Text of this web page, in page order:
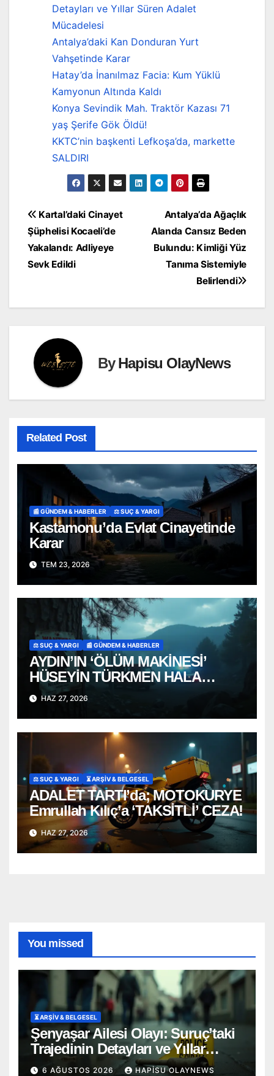
Detayları ve Yıllar Süren Adalet
Mücadelesi
Antalya’daki Kan Donduran Yurt
Vahşetinde Karar
Hatay’da İnanılmaz Facia: Kum Yüklü
Kamyonun Altında Kaldı
Konya Sevindik Mah. Traktör Kazası 71
yaş Şerife Gök Öldü!
KKTC’nin başkenti Lefkoşa’da, markette
SALDIRI
Yazı
gezinmesi
Antalya’da Ağaçlık
Alanda Cansız Beden
Bulundu: Kimliği Yüz
Tanıma Sistemiyle
Belirlendi
Kartal’daki Cinayet
Şüphelisi Kocaeli’de
Yakalandı: Adliyeye
Sevk Edildi
ByHapisu OlayNews
Related Post
📰 GÜNDEM & HABERLER ⚖️ SUÇ & YARGI
Kastamonu’da Evlat Cinayetinde
Karar
TEM 23, 2026
⚖️ SUÇ & YARGI 📰 GÜNDEM & HABERLER
AYDIN’IN ‘ÖLÜM MAKİNESİ’
HÜSEYİN TÜRKMEN HALA
ARANIYOR
HAZ 27, 2026
⚖️ SUÇ & YARGI ⏳ ARŞİV & BELGESEL
ADALET TARTI’da; MOTOKURYE
Emrullah Kılıç’a ‘TAKSİTLİ’ CEZA!
HAZ 27, 2026
You missed
⏳ ARŞİV & BELGESEL
Şenyaşar Ailesi Olayı: Suruç’taki
Trajedinin Detayları ve Yıllar
Süren Adalet Mücadelesi
6 AĞUSTOS 2026 HAPISU OLAYNEWS